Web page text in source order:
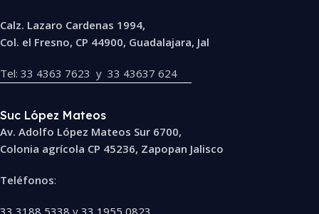
Calz. Lazaro Cardenas 1994,
Col. el Fresno, CP 44900, Guadalajara, Jal
Tel: 33 4363 7623 y 33 43637 624
Suc López Mateos
Av. Adolfo López Mateos Sur 6700,
Colonia agrícola CP 45236, Zapopan Jalisco
Teléfonos:
33 3188 5338 y 33 1955 0823